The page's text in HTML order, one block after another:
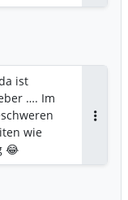
ist
…. Im
wie
😂